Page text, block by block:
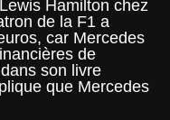
Hamilton chez
de la F1 a
car Mercedes
de
son livre
que Mercedes